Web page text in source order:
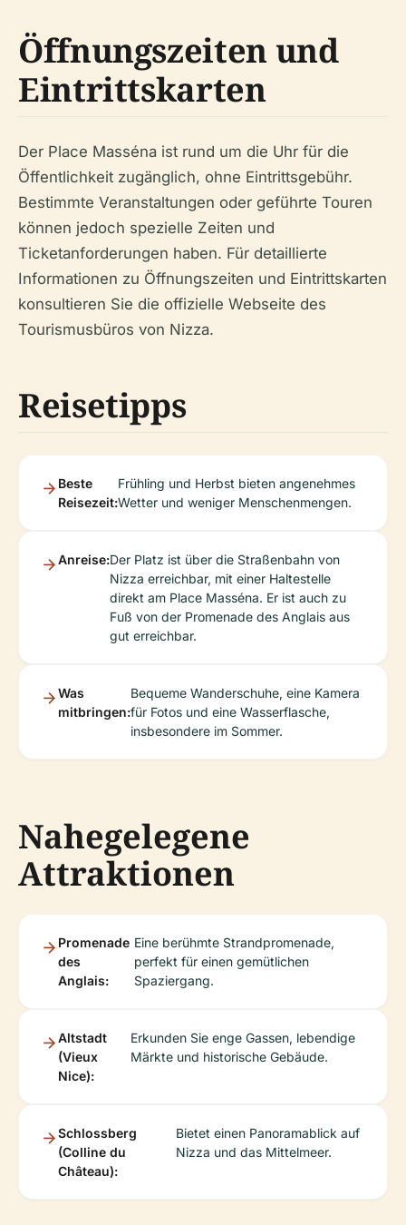
Öffnungszeiten und
Eintrittskarten
Der Place Masséna ist rund um die Uhr für die
Öffentlichkeit zugänglich, ohne Eintrittsgebühr.
Bestimmte Veranstaltungen oder geführte Touren
können jedoch spezielle Zeiten und
Ticketanforderungen haben. Für detaillierte
Informationen zu Öffnungszeiten und Eintrittskarten
konsultieren Sie die offizielle Webseite des
Tourismusbüros von Nizza.
Reisetipps
Beste
Reisezeit:
Frühling und Herbst bieten angenehmes
Wetter und weniger Menschenmengen.
Anreise:Der Platz ist über die Straßenbahn von
Nizza erreichbar, mit einer Haltestelle
direkt am Place Masséna. Er ist auch zu
Fuß von der Promenade des Anglais aus
gut erreichbar.
Was
mitbringen:
Bequeme Wanderschuhe, eine Kamera
für Fotos und eine Wasserflasche,
insbesondere im Sommer.
Nahegelegene
Attraktionen
Promenade
des
Anglais:
Eine berühmte Strandpromenade,
perfekt für einen gemütlichen
Spaziergang.
Altstadt
(Vieux
Nice):
Erkunden Sie enge Gassen, lebendige
Märkte und historische Gebäude.
Schlossberg
(Colline du
Château):
Bietet einen Panoramablick auf
Nizza und das Mittelmeer.